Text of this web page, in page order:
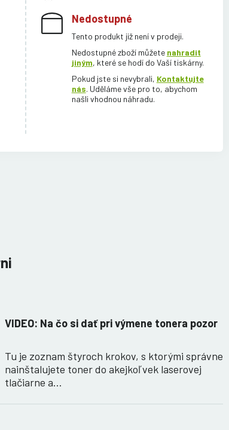
Nedostupné
Tento produkt již není v prodeji.
Nedostupné zboží můžete nahradit
jiným, které se hodí do Vaší tiskárny.
Pokud jste si nevybrali, Kontaktujte
nás. Uděláme vše pro to, abychom
našli vhodnou náhradu.
VIDEO: Na čo si dať pri výmene tonera pozor
Tu je zoznam štyroch krokov, s ktorými správne
nainštalujete toner do akejkoľvek laserovej
tlačiarne a…